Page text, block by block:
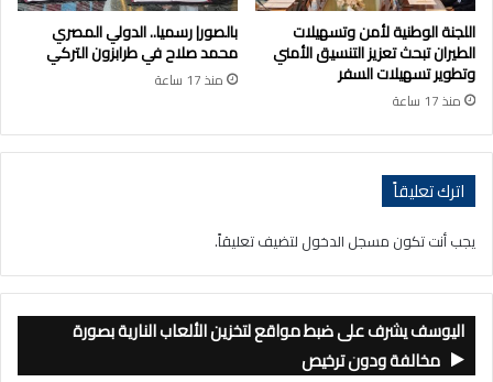
اللجنة الوطنية لأمن وتسهيلات
الطيران تبحث تعزيز التنسيق الأمني
وتطوير تسهيلات السفر
منذ 17 ساعة
بالصور| رسميا.. الدولي المصري
محمد صلاح في طرابزون التركي
منذ 17 ساعة
اترك تعليقاً
يجب أنت تكون مسجل الدخول لتضيف تعليقاً.
اليوسف يشرف على ضبط مواقع لتخزين الألعاب النارية بصورة
مخالفة ودون ترخيص